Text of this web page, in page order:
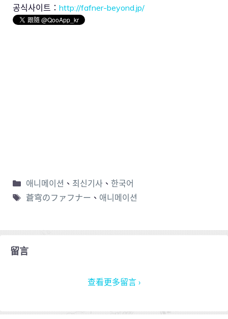
공식사이트： http://fafner-beyond.jp/
애니메이션 、 최신기사、 한국어
蒼穹のファフナー 、 애니메이션
留言
查看更多留言 ›